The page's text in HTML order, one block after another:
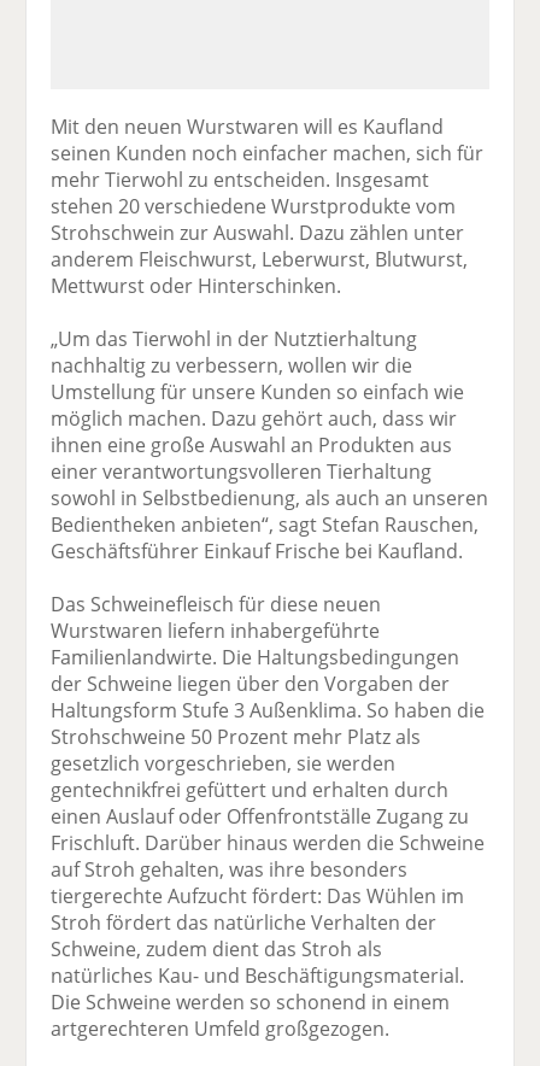
Mit den neuen Wurstwaren will es Kaufland
seinen Kunden noch einfacher machen, sich für
mehr Tierwohl zu entscheiden. Insgesamt
stehen 20 verschiedene Wurstprodukte vom
Strohschwein zur Auswahl. Dazu zählen unter
anderem Fleischwurst, Leberwurst, Blutwurst,
Mettwurst oder Hinterschinken.
„Um das Tierwohl in der Nutztierhaltung
nachhaltig zu verbessern, wollen wir die
Umstellung für unsere Kunden so einfach wie
möglich machen. Dazu gehört auch, dass wir
ihnen eine große Auswahl an Produkten aus
einer verantwortungsvolleren Tierhaltung
sowohl in Selbstbedienung, als auch an unseren
Bedientheken anbieten“, sagt Stefan Rauschen,
Geschäftsführer Einkauf Frische bei Kaufland.
Das Schweinefleisch für diese neuen
Wurstwaren liefern inhabergeführte
Familienlandwirte. Die Haltungsbedingungen
der Schweine liegen über den Vorgaben der
Haltungsform Stufe 3 Außenklima. So haben die
Strohschweine 50 Prozent mehr Platz als
gesetzlich vorgeschrieben, sie werden
gentechnikfrei gefüttert und erhalten durch
einen Auslauf oder Offenfrontställe Zugang zu
Frischluft. Darüber hinaus werden die Schweine
auf Stroh gehalten, was ihre besonders
tiergerechte Aufzucht fördert: Das Wühlen im
Stroh fördert das natürliche Verhalten der
Schweine, zudem dient das Stroh als
natürliches Kau- und Beschäftigungsmaterial.
Die Schweine werden so schonend in einem
artgerechteren Umfeld großgezogen.